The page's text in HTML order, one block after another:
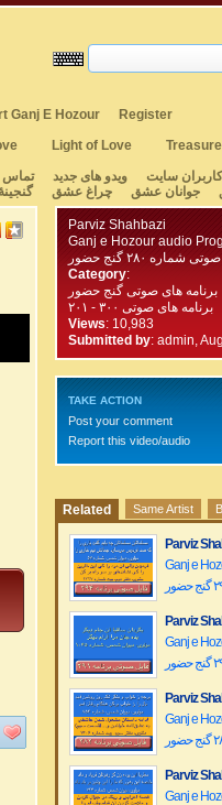
Ganj E Hozour
Register
Light of Love
سایت ویدو های جدید تماس
جوانان عشق چراغ عشق
Parviz Shahbazi
Ganj e Hozour audio
شماره ۲۸۰ گنج حضور
Category:
برنامه های صوتی گنج حضور
Views: 10,983
Submitted by: admin,
TAKE ACTION
Post your comment
Report this video/audio
Related Same Artist
Parviz
Ganj e
Parviz
Ganj e
Parviz
Ganj e
Parviz
Ganj e